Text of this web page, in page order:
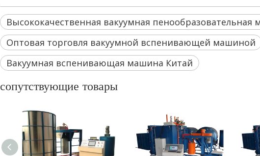
Высококачественная вакуумная пенообразовательная
Оптовая торговля вакуумной вспенивающей машиной
Вакуумная вспенивающая машина Китай
сопутствующие товары